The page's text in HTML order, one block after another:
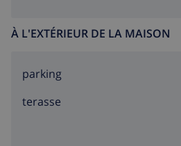
À L'EXTÉRIEUR DE LA MAISON
parking
terasse